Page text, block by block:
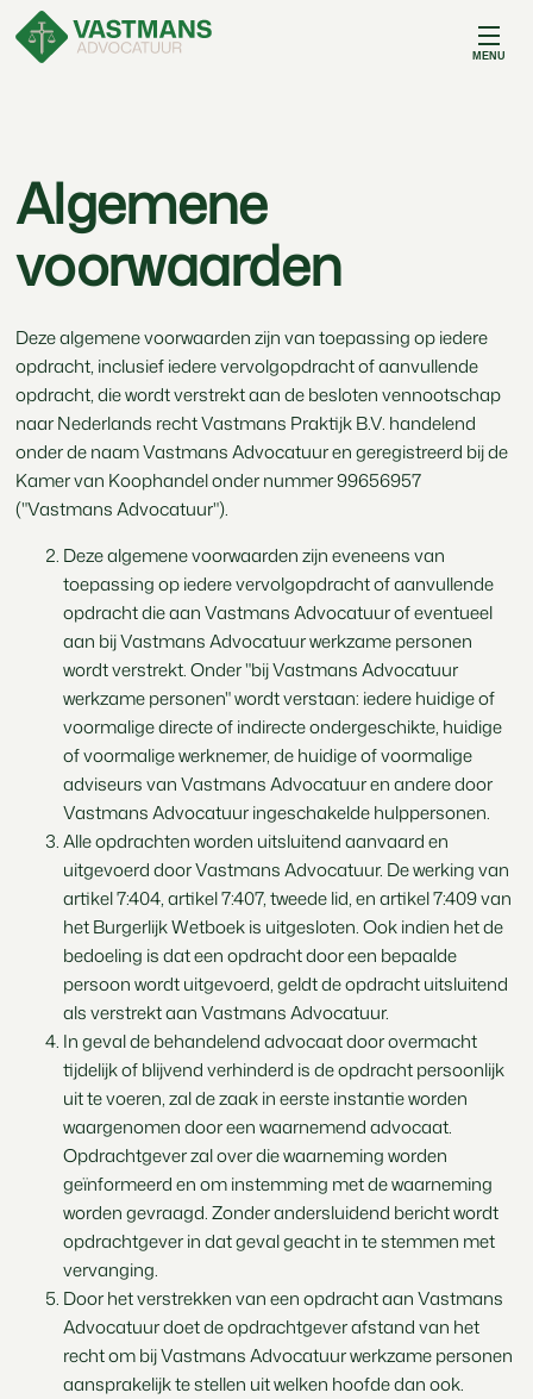
MENU
Algemene
voorwaarden
Deze algemene voorwaarden zijn van toepassing op iedere
opdracht, inclusief iedere vervolgopdracht of aanvullende
opdracht, die wordt verstrekt aan de besloten vennootschap
naar Nederlands recht Vastmans Praktijk B.V. handelend
onder de naam Vastmans Advocatuur en geregistreerd bij de
Kamer van Koophandel onder nummer 99656957
("Vastmans Advocatuur").
Deze algemene voorwaarden zijn eveneens van
toepassing op iedere vervolgopdracht of aanvullende
opdracht die aan Vastmans Advocatuur of eventueel
aan bij Vastmans Advocatuur werkzame personen
wordt verstrekt. Onder "bij Vastmans Advocatuur
werkzame personen" wordt verstaan: iedere huidige of
voormalige directe of indirecte ondergeschikte, huidige
of voormalige werknemer, de huidige of voormalige
adviseurs van Vastmans Advocatuur en andere door
Vastmans Advocatuur ingeschakelde hulppersonen.
Alle opdrachten worden uitsluitend aanvaard en
uitgevoerd door Vastmans Advocatuur. De werking van
artikel 7:404, artikel 7:407, tweede lid, en artikel 7:409 van
het Burgerlijk Wetboek is uitgesloten. Ook indien het de
bedoeling is dat een opdracht door een bepaalde
persoon wordt uitgevoerd, geldt de opdracht uitsluitend
als verstrekt aan Vastmans Advocatuur.
In geval de behandelend advocaat door overmacht
tijdelijk of blijvend verhinderd is de opdracht persoonlijk
uit te voeren, zal de zaak in eerste instantie worden
waargenomen door een waarnemend advocaat.
Opdrachtgever zal over die waarneming worden
geïnformeerd en om instemming met de waarneming
worden gevraagd. Zonder andersluidend bericht wordt
opdrachtgever in dat geval geacht in te stemmen met
vervanging.
Door het verstrekken van een opdracht aan Vastmans
Advocatuur doet de opdrachtgever afstand van het
recht om bij Vastmans Advocatuur werkzame personen
aansprakelijk te stellen uit welken hoofde dan ook.